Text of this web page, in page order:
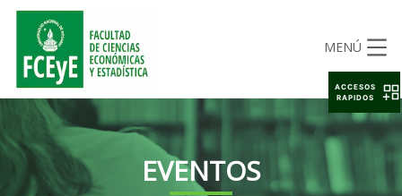
MENÚ
EVENTOS
ACCESOS
RAPIDOS